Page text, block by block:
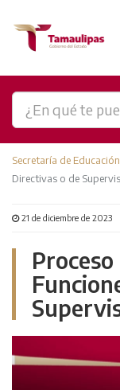
Secretaría de Educación
Directivas o de
21 de diciembre de 2023